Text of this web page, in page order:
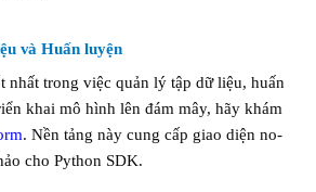
và Huấn luyện
nhất trong việc quản lý tập dữ liệu, huấn
khai mô hình lên đám mây, hãy khám
. Nền tảng này cung cấp giao diện no-
cho Python SDK.